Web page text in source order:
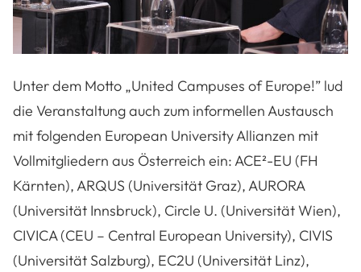
Unter dem Motto „United Campuses of Europe!” lud
die Veranstaltung auch zum informellen Austausch
mit folgenden European University Allianzen mit
Vollmitgliedern aus Österreich ein:ACE²-EU (FH
Kärnten), ARQUS (Universität Graz),AURORA
(Universität Innsbruck), Circle U. (Universität Wien),
CIVICA (CEU – Central European University), CIVIS
(Universität Salzburg), EC2U (Universität Linz),